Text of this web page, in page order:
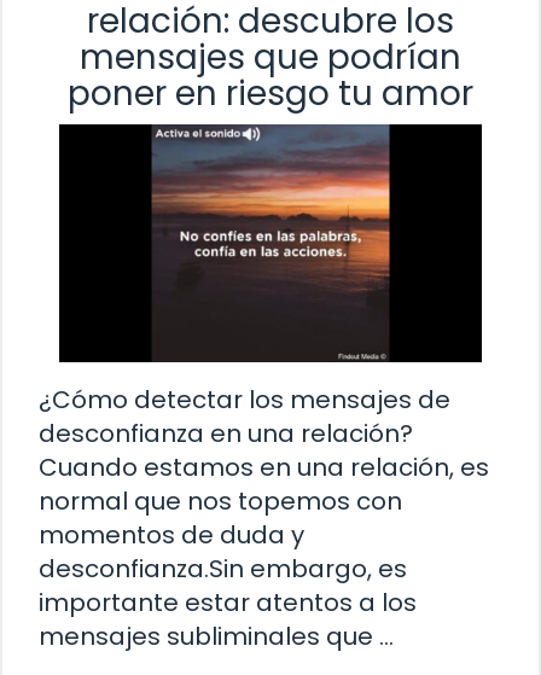
relación: descubre los
mensajes que podrían
poner en riesgo tu amor
¿Cómo detectar los mensajes de
desconfianza en una relación?
Cuando estamos en una relación, es
normal que nos topemos con
momentos de duda y
desconfianza.Sin embargo, es
importante estar atentos a los
mensajes subliminales que …